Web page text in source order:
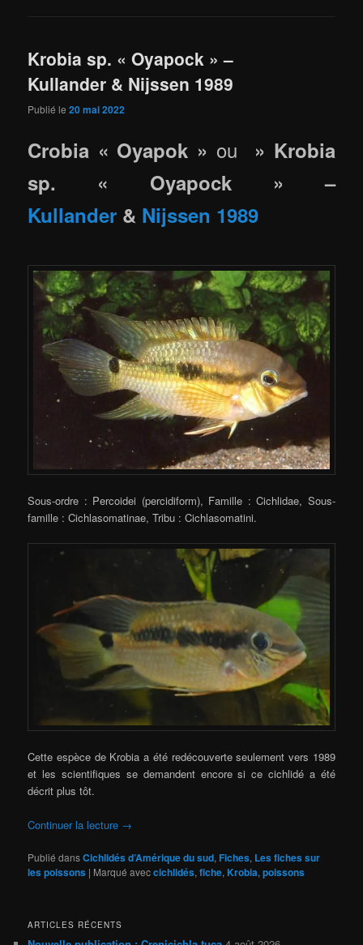
Krobia sp. « Oyapock » –
Kullander & Nijssen 1989
Publié le20 mai 2022
Crobia « Oyapok » ou » Krobia
sp. « Oyapock » –
Kullander & Nijssen 1989
Sous-ordre : Percoidei (percidiform), Famille : Cichlidae, Sous-
famille : Cichlasomatinae, Tribu : Cichlasomatini.
Cette espèce de Krobia a été redécouverte seulement vers 1989
et les scientifiques se demandent encore si ce cichlidé a été
décrit plus tôt.
Continuer la lecture →
Publié dansCichlidés d’Amérique du sud,Fiches, Les fiches sur
les poissons | Marqué aveccichlidés,fiche,Krobia,poissons
ARTICLES RÉCENTS